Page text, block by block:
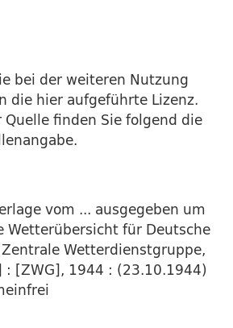
bei der weiteren Nutzung
die hier aufgeführte Lizenz.
finden Sie folgend die
vom ... ausgegeben um
Wetterübersicht für Deutsche
Wetterdienstgruppe,
: [ZWG], 1944 : (23.10.1944)